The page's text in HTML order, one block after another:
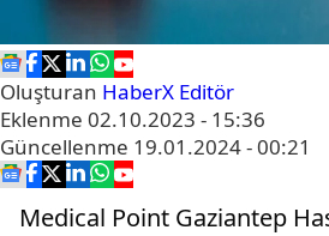
Oluşturan HaberX Editör
Eklenme 02.10.2023 - 15:36
Güncellenme 19.01.2024 - 00:21
Medical Point Gaziantep